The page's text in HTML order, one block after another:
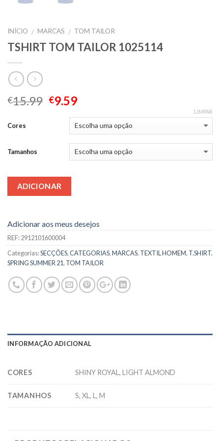
INÍCIO / MARCAS / TOM TAILOR
TSHIRT TOM TAILOR 1025114
€15.99 €9.59
Cores
Tamanhos
LIMPAR
ADICIONAR
Adicionar aos meus desejos
REF:2912101600004
Categorias:SECÇÕES,CATEGORIAS,MARCAS, TEXTIL HOMEM, T.SHIRT,
SPRING SUMMER 21, TOM TAILOR
INFORMAÇÃO ADICIONAL
CORES SHINY ROYAL, LIGHT ALMOND
TAMANHOS S, XL, L, M